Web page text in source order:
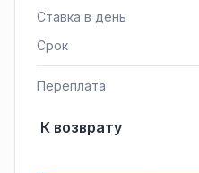
Ставка в день
Срок
Переплата
К возврату